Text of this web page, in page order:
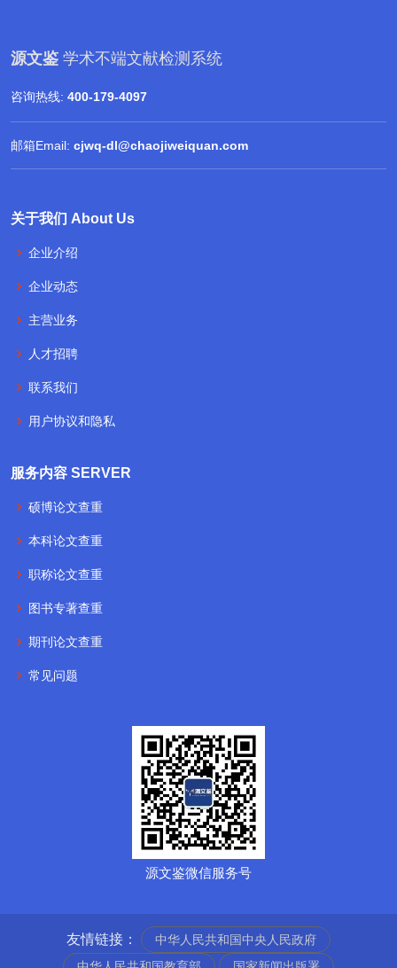
源文鉴 学术不端文献检测系统
咨询热线: 400-179-4097
邮箱Email: cjwq-dl@chaojiweiquan.com
关于我们 About Us
企业介绍
企业动态
主营业务
人才招聘
联系我们
用户协议和隐私
服务内容 SERVER
硕博论文查重
本科论文查重
职称论文查重
图书专著查重
期刊论文查重
常见问题
源文鉴微信服务号
友情链接：
中华人民共和国中央人民政府